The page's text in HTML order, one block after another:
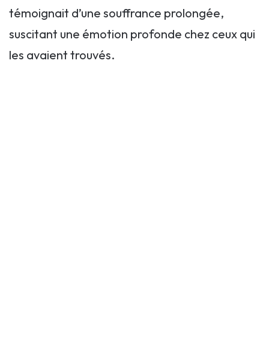
témoignait d’une souffrance prolongée,
suscitant une émotion profonde chez ceux qui
les avaient trouvés.